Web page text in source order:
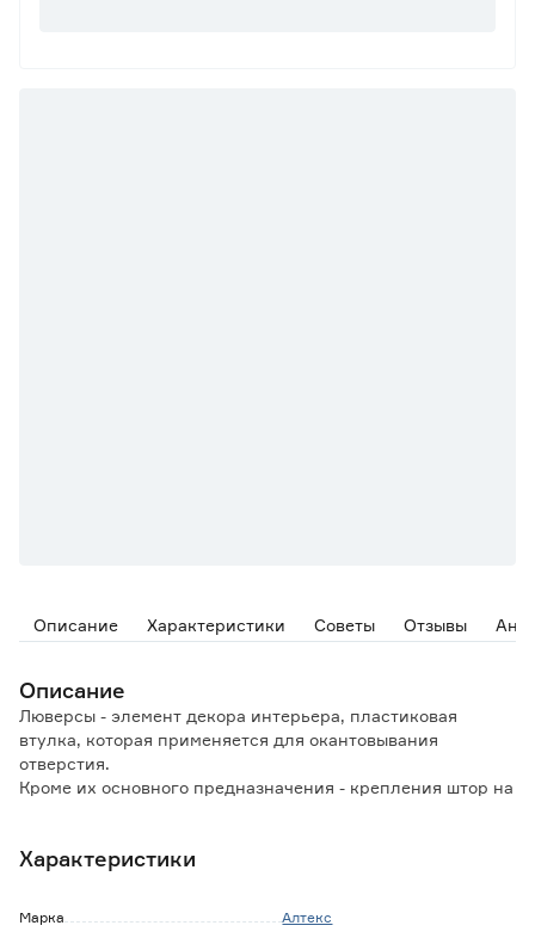
Описание Характеристики Советы Отзывы
Описание
Люверсы - элемент декора интерьера, пластиковая
втулка, которая применяется для окантовывания
отверстия.
Кроме их основного предназначения - крепления штор на
Люверс защищает края отверстия от распускания и
Характеристики
Марка Алтекс